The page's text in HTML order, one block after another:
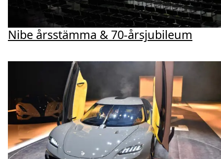
Nibe årsstämma & 70-årsjubileum